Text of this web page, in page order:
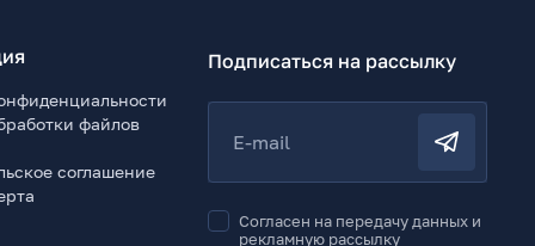
файлов
соглашение
Подписаться на рассылку
E-mail
Согласен на передачу данных и
рекламную рассылку